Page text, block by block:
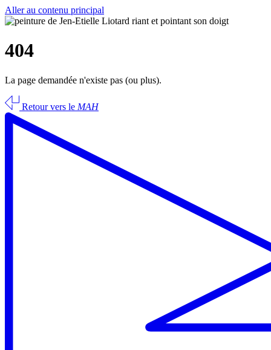
Aller au contenu principal
404
La page demandée n'existe pas (ou plus).
Retour vers le MAH